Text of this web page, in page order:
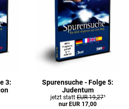
3:
Spurensuche - Folge 5:
Judentum
jetzt stattEUR 19,27¹
nur EUR 17,00